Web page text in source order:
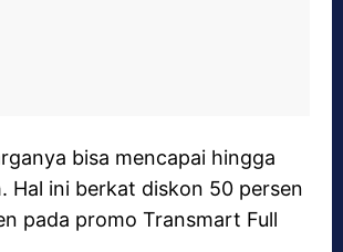
bisa mencapai hingga
Hal ini berkat diskon 50 persen
pada promo Transmart Full